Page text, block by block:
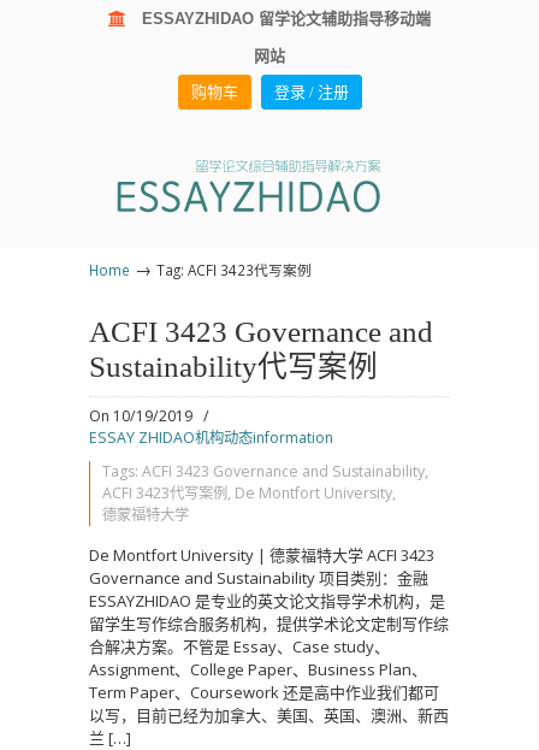
ESSAYZHIDAO 留学论文辅助指导移动端
网站
购物车 登录 / 注册
Home → Tag: ACFI 3423代写案例
ACFI 3423 Governance and
Sustainability代写案例
On 10/19/2019 /
ESSAY ZHIDAO机构动态information
Tags: ACFI 3423 Governance and Sustainability,
ACFI 3423代写案例, De Montfort University,
德蒙福特大学
De Montfort University | 德蒙福特大学 ACFI 3423
Governance and Sustainability 项目类别：金融
ESSAYZHIDAO 是专业的英文论文指导学术机构，是
留学生写作综合服务机构，提供学术论文定制写作综
合解决方案。不管是 Essay、Case study、
Assignment、College Paper、Business Plan、
Term Paper、Coursework 还是高中作业我们都可
以写，目前已经为加拿大、美国、英国、澳洲、新西
兰 […]